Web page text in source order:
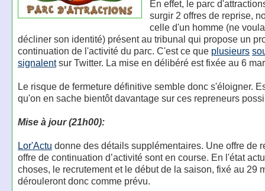
En effet, le parc
surgir 2 offres de reprise,
celle d'un homme (ne
décliner son identité) présent au tribunal qui propose un
continuation de l'activité du parc. C'est ce que plusieurs
signalentsur Twitter. La mise en délibéré est fixée au 6
Le risque de fermeture définitive semble donc s'éloigner.
qu'on en sache bientôt davantage sur ces repreneurs
Mise à jour (21h00):
Lor'Actu donne des détails supplémentaires. Une offre de
offre de continuation d’activité sont en course. En l'état
choses, le recrutement et le début de la saison, fixé au 29
dérouleront donc comme prévu.